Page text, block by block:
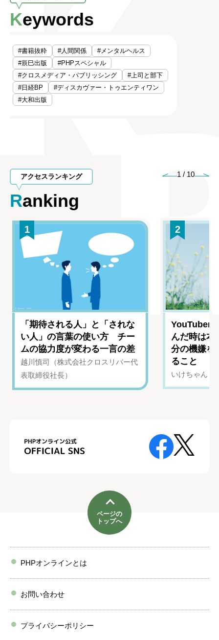
Keywords
#書籍抜粋 #人間関係
#メンタルヘルス
#辰巳出版
#PHPスペシャル
#クロスメディア・パブリッシング
#上司と部下
#日経BP
#ディスカヴァー・トゥエンティワン
#大和出版
アクセスランキング
Ranking
1 / 10
1
「期待される人」と「されな
い人」の言葉の使い方 チー
ムの協力度が変わる一言の差
越川慎司（株式会社クロスリバー代
表取締役社長）
2
YouTuber
んだ時は
分の機嫌を
ること
いけちゃん（
ページの
トップへ
PHPオンラインとは
お問い合わせ
プライバシーポリシー